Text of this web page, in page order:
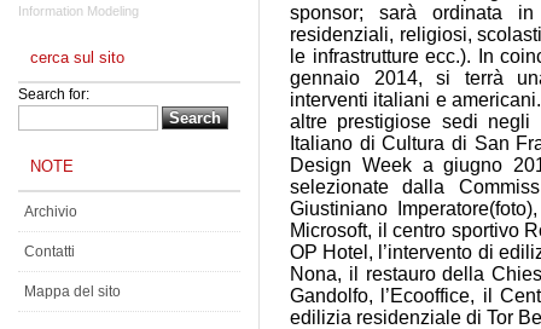
sponsor; sarà ordinata
residenziali, religiosi,
le infrastrutture ecc.). In
gennaio 2014, si terrà
interventi italiani e
altre prestigiose sedi negli
Italiano di Cultura di San
Design Week a giugno
selezionate dalla
Giustiniano
Microsoft, il centro sportivo
OP Hotel, l’intervento di
Nona, il restauro della
Gandolfo, l’Ecooffice, il
edilizia residenziale di Tor
Information Modeling
cerca sul sito
Search for:
NOTE
Archivio
Contatti
Mappa del sito